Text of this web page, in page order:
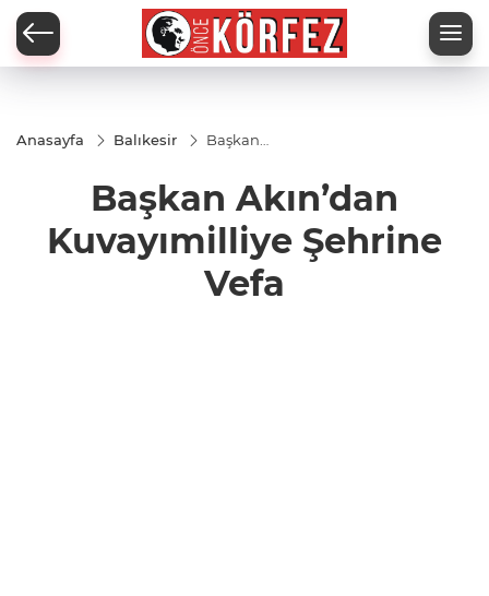
Anasayfa Balıkesir
Başkan
Şehrine Vefa
Başkan Akın’dan
Kuvayımilliye Şehrine
Vefa